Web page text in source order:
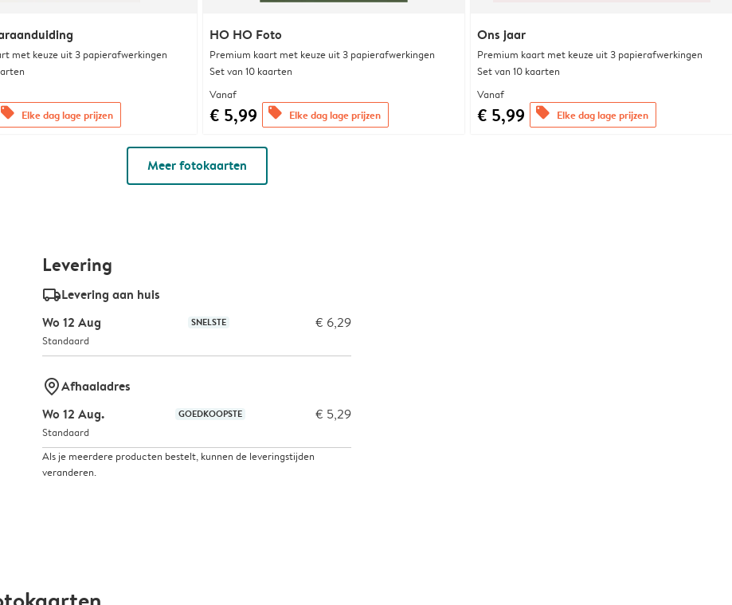
met keuze uit 3 papierafwerkingen
offers Elke dag lage prijzen
HO HO Foto
Premium kaart met keuze uit 3 papierafwerkingen
Set van 10 kaarten
Vanaf
€ 5,99 offers Elke dag lage prijzen
Ons jaar
Premium kaart met keuze uit 3 papierafwerkingen
Set van 10 kaarten
Vanaf
€ 5,99 offers Elke dag lage prijzen
Meer fotokaarten
Levering
delivery_standard_v2Levering aan huis
Wo 12 Aug
SNELSTE € 6,29
Standaard
marker-pinAfhaaladres
Wo 12 Aug.
GOEDKOOPSTE € 5,29
Standaard
Als je meerdere producten bestelt, kunnen de leveringstijden
veranderen.